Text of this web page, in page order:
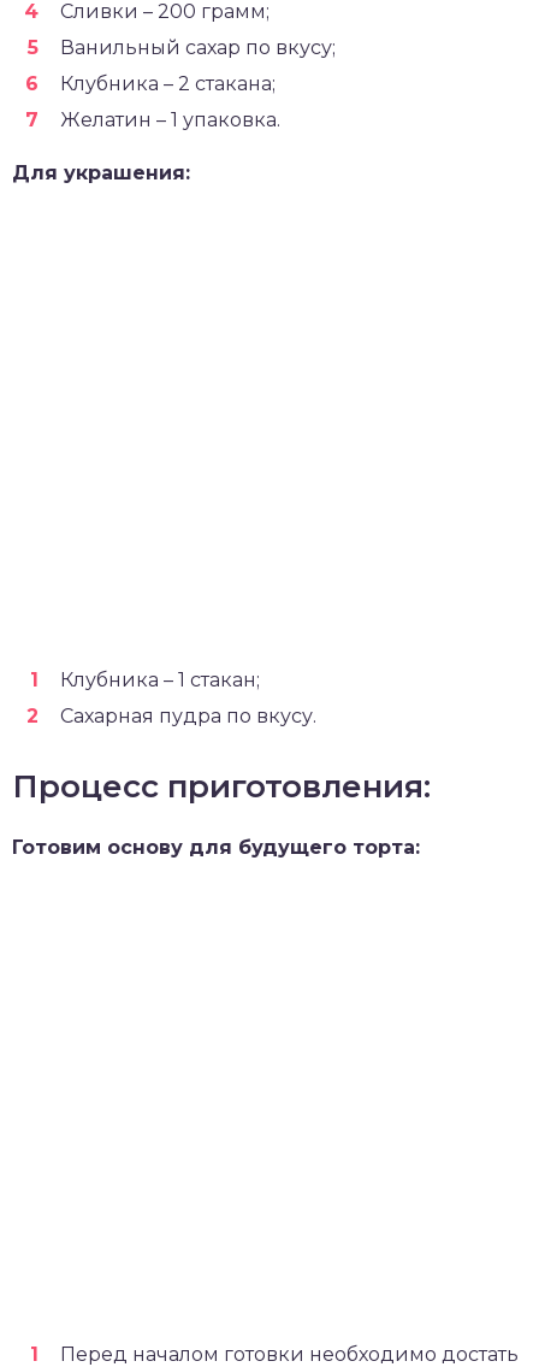
Сливки – 200 грамм;
Ванильный сахар по вкусу;
Клубника – 2 стакана;
Желатин – 1 упаковка.
Для украшения:
Клубника – 1 стакан;
Сахарная пудра по вкусу.
Процесс приготовления:
Готовим основу для будущего торта:
Перед началом готовки необходимо достать